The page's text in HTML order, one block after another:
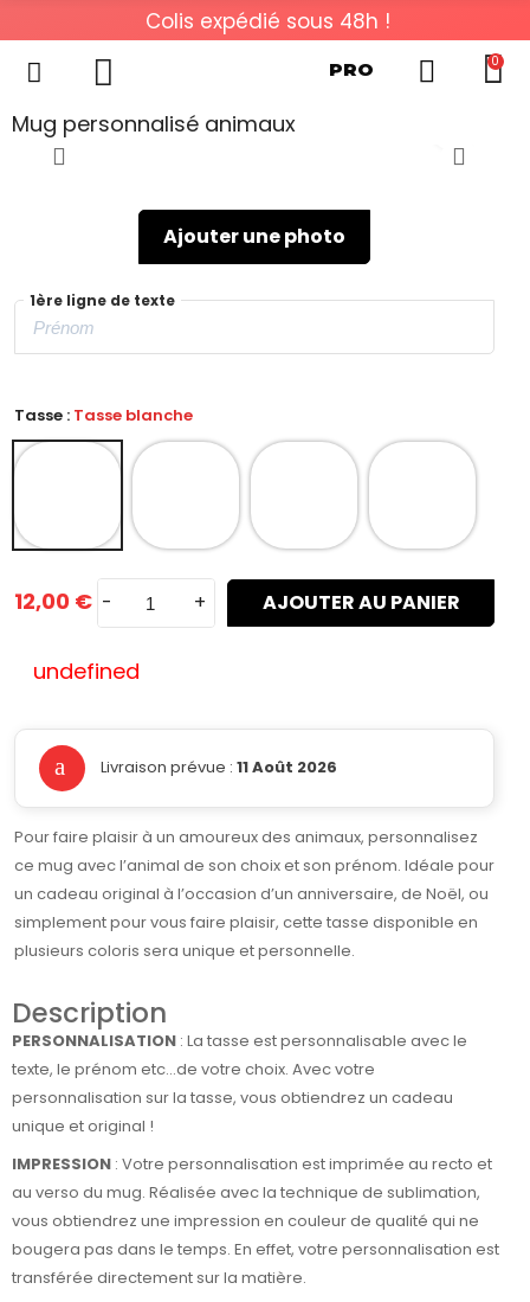
Colis expédié sous 48h !
PRO 0
Mug personnalisé animaux
Ajouter une photo
1ère ligne de texte
Tasse : Tasse blanche
12,00 € - + AJOUTER AU PANIER
undefined
Livraison prévue : 11 Août 2026
Pour faire plaisir à un amoureux des animaux, personnalisez
ce mug avec l’animal de son choix et son prénom. Idéale pour
un cadeau original à l’occasion d’un anniversaire, de Noël, ou
simplement pour vous faire plaisir, cette tasse disponible en
plusieurs coloris sera unique et personnelle.
Description
PERSONNALISATION : La tasse est personnalisable avec le
texte, le prénom etc...de votre choix. Avec votre
personnalisation sur la tasse, vous obtiendrez un cadeau
unique et original !
IMPRESSION : Votre personnalisation est imprimée au recto et
au verso du mug. Réalisée avec la technique de sublimation,
vous obtiendrez une impression en couleur de qualité qui ne
bougera pas dans le temps. En effet, votre personnalisation est
transférée directement sur la matière.